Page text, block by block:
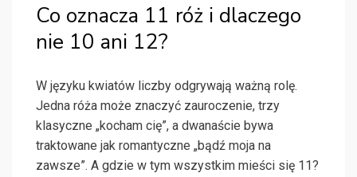
Co oznacza 11 róż i dlaczego
nie 10 ani 12?
W języku kwiatów liczby odgrywają ważną rolę.
Jedna róża może znaczyć zauroczenie, trzy
klasyczne „kocham cię”, a dwanaście bywa
traktowane jak romantyczne „bądź moja na
zawsze”. A gdzie w tym wszystkim mieści się 11?